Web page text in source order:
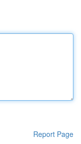
Report Page